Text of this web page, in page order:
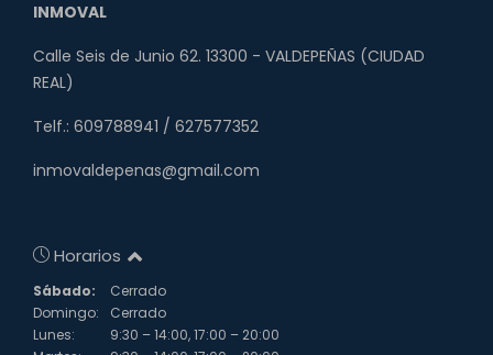
INMOVAL
Calle Seis de Junio 62. 13300 - VALDEPEÑAS (CIUDAD
REAL)
Telf.: 609788941 / 627577352
inmovaldepenas@gmail.com
Horarios
Sábado:
Cerrado
Domingo:
Cerrado
Lunes:
9:30 – 14:00, 17:00 – 20:00